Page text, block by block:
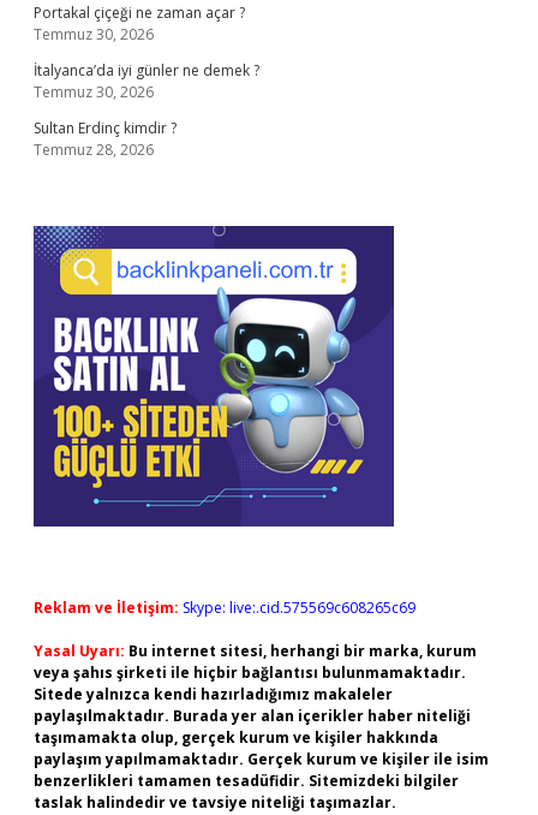
Portakal çiçeği ne zaman açar ?
Temmuz 30, 2026
İtalyanca’da iyi günler ne demek ?
Temmuz 30, 2026
Sultan Erdinç kimdir ?
Temmuz 28, 2026
Reklam ve İletişim: Skype: live:.cid.575569c608265c69
Yasal Uyarı: Bu internet sitesi, herhangi bir marka, kurum
veya şahıs şirketi ile hiçbir bağlantısı bulunmamaktadır.
Sitede yalnızca kendi hazırladığımız makaleler
paylaşılmaktadır. Burada yer alan içerikler haber niteliği
taşımamakta olup, gerçek kurum ve kişiler hakkında
paylaşım yapılmamaktadır. Gerçek kurum ve kişiler ile isim
benzerlikleri tamamen tesadüfidir. Sitemizdeki bilgiler
taslak halindedir ve tavsiye niteliği taşımazlar.